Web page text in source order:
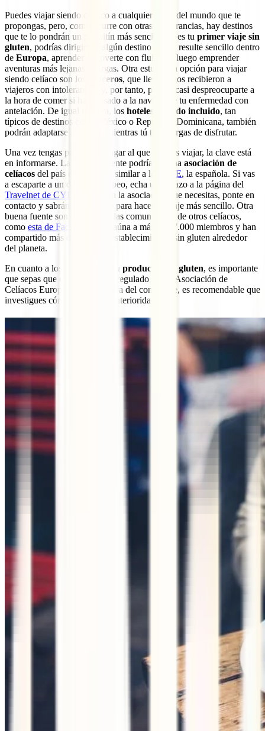
Puedes viajar siendo celíaco a cualquier lugar del mundo que te
propongas, pero, como ocurre con otras intolerancias, hay destinos
que te lo pondrán un poquitín más sencillo. Si es tu primer viaje sin
gluten, podrías dirigirte a algún destino que te resulte sencillo dentro
de Europa, aprender a moverte con fluidez y luego emprender
aventuras más lejanas y largas. Otra estupenda opción para viajar
siendo celíaco son los
cruceros, que llevan años recibieron a
viajeros con intolerancias y, por tanto, podrás casi despreocuparte a
la hora de comer si has avisado a la naviera de tu enfermedad con
antelación. De igual manera, los hoteles de todo incluido, tan
típicos de destinos como México o República Dominicana, también
podrán adaptarse a tu dieta mientras tú te encargas de disfrutar.
Una vez tengas pensado el lugar al que quieres viajar, la clave está
en informarse. La primera fuente podría ser una asociación de
celíacos del país en cuestión, similar a la FACE, la española. Si vas
a escaparte a un destino europeo, echa un vistazo a la página del
Travelnet de CYE
. Si das con la asociación que necesitas, ponte en
contacto y sabrán aconsejarte para hacer tu viaje más sencillo. Otra
buena fuente son los
y las comunidades de otros celíacos,
como esta de Facebook
, que aúna a más de 17.000 miembros y han
compartido más de 500.000 establecimientos sin gluten alrededor
del planeta.
En cuanto a los
símbolos para productos sin gluten, es importante
que sepas que en Europa está regulado por la Asociación de
Celíacos Europeos. Si vas fuera del continente, es recomendable que
investigues cómo es allí con anterioridad.